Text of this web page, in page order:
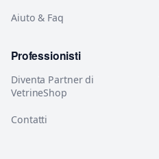
Aiuto & Faq
Professionisti
Diventa Partner di
VetrineShop
Contatti